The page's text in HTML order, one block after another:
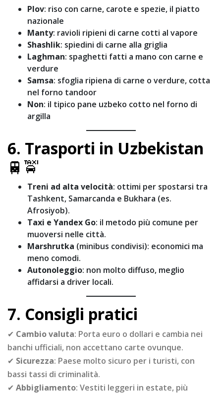
Plov: riso con carne, carote e spezie, il piatto
nazionale
Manty: ravioli ripieni di carne cotti al vapore
Shashlik: spiedini di carne alla griglia
Laghman: spaghetti fatti a mano con carne e
verdure
Samsa: sfoglia ripiena di carne o verdure, cotta
nel forno tandoor
Non: il tipico pane uzbeko cotto nel forno di
argilla
6. Trasporti in Uzbekistan
🚆🚖
Treni ad alta velocità: ottimi per spostarsi tra
Tashkent, Samarcanda e Bukhara (es.
Afrosiyob).
Taxi e Yandex Go: il metodo più comune per
muoversi nelle città.
Marshrutka (minibus condivisi): economici ma
meno comodi.
Autonoleggio: non molto diffuso, meglio
affidarsi a driver locali.
7. Consigli pratici
✔ Cambio valuta: Porta euro o dollari e cambia nei
banchi ufficiali, non accettano carte ovunque.
✔ Sicurezza: Paese molto sicuro per i turisti, con
bassi tassi di criminalità.
✔ Abbigliamento: Vestiti leggeri in estate, più